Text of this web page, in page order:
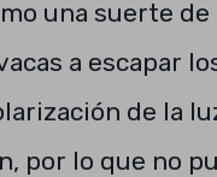
una suerte
a escapar
de la
por lo que no